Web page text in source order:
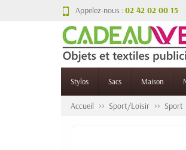
Appelez-nous :02 42 02 00 15
Stylos Sacs Maison
Accueil Sport/Loisir Sport